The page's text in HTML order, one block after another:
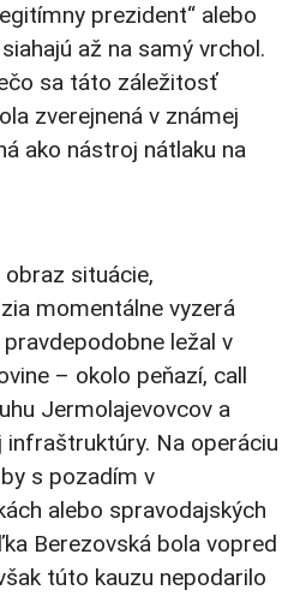
prezident“ alebo
až na samý vrchol.
sa táto záležitosť
zverejnená v známej
ako nástroj nátlaku na
situácie,
momentálne vyzerá
ležal v
– okolo peňazí, call
Jermolajevovcov a
infraštruktúry. Na operáciu
s pozadím v
alebo spravodajských
Berezovská bola vopred
túto kauzu nepodarilo